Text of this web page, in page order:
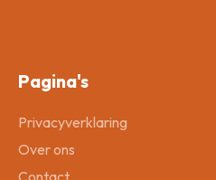
Pagina's
Privacyverklaring
Over ons